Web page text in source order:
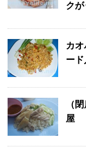
クが
カ
ード
（
屋